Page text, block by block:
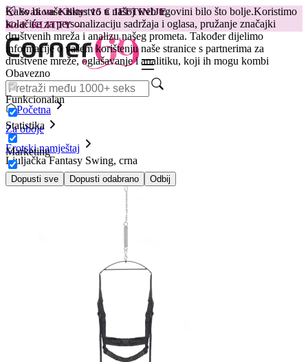
Kako bi vaše iskustvo u našoj web trgovini bilo što bolje.Koristimo
kolačiće za personalizaciju sadržaja i oglasa, pružanje značajki
društvenih mreža i analizu našeg prometa. Također dijelimo
informacije o vašem korištenju naše stranice s partnerima za
društvene mreže, oglašavanje i analitiku, koji ih mogu kombi
Obavezno
Funkcionalan
Statistika
Marketing
Dopusti sve Dopusti odabrano Odbij
😽Svakom Klitty: 15 € JEFTINIJE
Kod: KLITTY →
Početna
Za oboje
Erotski namještaj
Ljuljačka Fantasy Swing, crna